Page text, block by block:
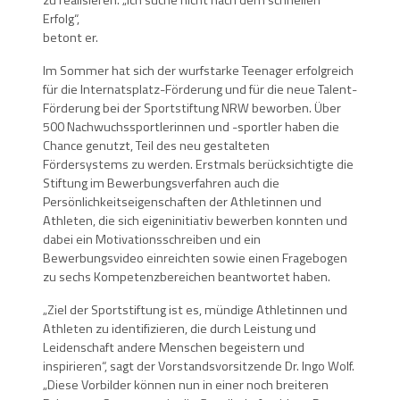
Erfolg“,
betont er.
Im Sommer hat sich der wurfstarke Teenager erfolgreich
für die Internatsplatz-Förderung und für die neue Talent-
Förderung bei der Sportstiftung NRW beworben. Über
500 Nachwuchssportlerinnen und -sportler haben die
Chance genutzt, Teil des neu gestalteten
Fördersystems zu werden. Erstmals berücksichtigte die
Stiftung im Bewerbungsverfahren auch die
Persönlichkeitseigenschaften der Athletinnen und
Athleten, die sich eigeninitiativ bewerben konnten und
dabei ein Motivationsschreiben und ein
Bewerbungsvideo einreichten sowie einen Fragebogen
zu sechs Kompetenzbereichen beantwortet haben.
„Ziel der Sportstiftung ist es, mündige Athletinnen und
Athleten zu identifizieren, die durch Leistung und
Leidenschaft andere Menschen begeistern und
inspirieren“, sagt der Vorstandsvorsitzende Dr. Ingo Wolf.
„Diese Vorbilder können nun in einer noch breiteren